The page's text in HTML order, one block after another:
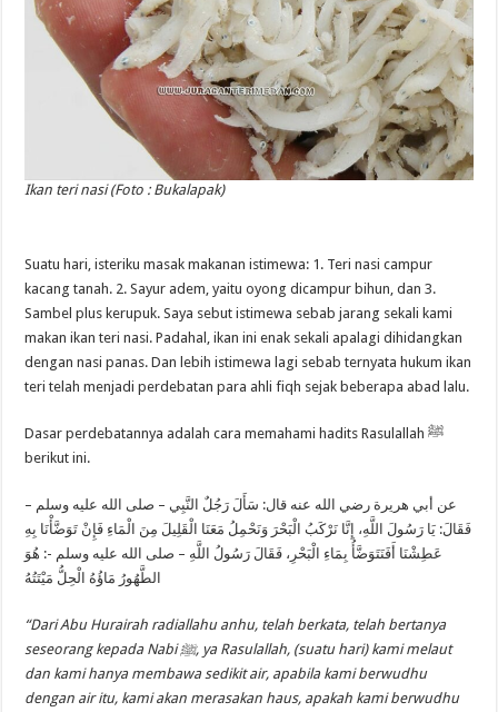
Ikan teri nasi (Foto : Bukalapak)
Suatu hari, isteriku masak makanan istimewa: 1. Teri nasi campur
kacang tanah. 2. Sayur adem, yaitu oyong dicampur bihun, dan 3.
Sambel plus kerupuk. Saya sebut istimewa sebab jarang sekali kami
makan ikan teri nasi. Padahal, ikan ini enak sekali apalagi dihidangkan
dengan nasi panas. Dan lebih istimewa lagi sebab ternyata hukum ikan
teri telah menjadi perdebatan para ahli fiqh sejak beberapa abad lalu.
Dasar perdebatannya adalah cara memahami hadits Rasulallah ﷺ
berikut ini.
عن أبي هريرة رضي الله عنه قال: سَأَلَ رَجُلٌ النَّبِي – صلى الله عليه وسلم –
فَقَالَ: يَا رَسُولَ اللَّهِ، إِنَّا نَرْكَبُ الْبَحْرَ وَنَحْمِلُ مَعَنَا الْقَلِيلَ مِنَ الْمَاءِ فَإِنْ تَوَضَّأْنَا بِهِ
عَطِشْنَا أَفَنَتَوَضَّأُ بِمَاءِ الْبَحْرِ، فَقَالَ رَسُولُ اللَّهِ – صلى الله عليه وسلم -: هُوَ
الطَّهُورُ مَاؤُهُ الْحِلُّ مَيْتَتُهُ
“Dari Abu Hurairah radiallahu anhu, telah berkata, telah bertanya
seseorang kepada Nabiﷺ, ya Rasulallah, (suatu hari) kami melaut
dan kami hanya membawa sedikit air, apabila kami berwudhu
dengan air itu, kami akan merasakan haus, apakah kami berwudhu